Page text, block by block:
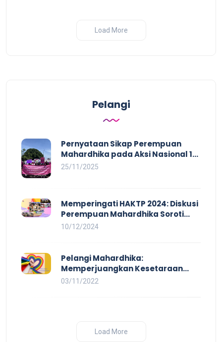
Load More
Pelangi
Pernyataan Sikap Perempuan
Mahardhika pada Aksi Nasional 16
HAKTP 2025 Kerja Layak dan Bebas
25/11/2025
Memperingati HAKTP 2024: Diskusi
Perempuan Mahardhika Soroti
Kerja Layak yang Inklusif bagi
10/12/2024
Pelangi Mahardhika:
Memperjuangkan Kesetaraan
untuk Pekerja LBTQ
03/11/2022
Load More